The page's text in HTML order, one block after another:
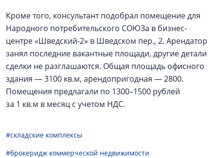
Кроме того, консультант подобрал помещение для
Народного потребительского СОЮЗа в бизнес-
центре «Шведский‑2» в Шведском пер., 2. Арендатор
занял последние вакантные площади, другие детали
сделки не разглашаются. Общая площадь офисного
здания — 3100 кв.м, арендопригодная — 2800.
Помещения предлагали по 1300–1500 рублей
за 1 кв.м в месяц с учетом НДС.
#складские комплексы
#брокеридж коммерческой недвижимости